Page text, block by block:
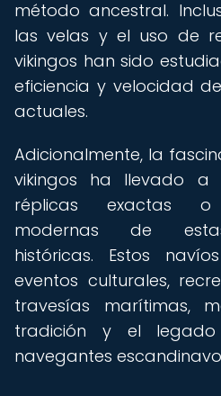
método ancestral.
las velas y el uso de
vikingos han sido
eficiencia y velocidad
actuales.
Adicionalmente, la
vikingos ha llevado a
réplicas exactas o
modernas de
históricas. Estos
eventos culturales,
travesías marítimas,
tradición y el
navegantes